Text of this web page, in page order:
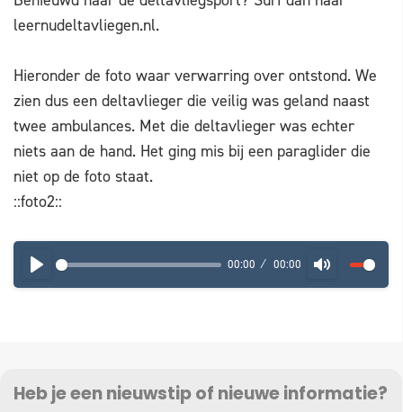
leernudeltavliegen.nl.
Hieronder de foto waar verwarring over ontstond. We
zien dus een deltavlieger die veilig was geland naast
twee ambulances. Met die deltavlieger was echter
niets aan de hand. Het ging mis bij een paraglider die
niet op de foto staat.
::foto2::
PLAY 00:00 00:00 MUTE
Heb je een nieuwstip of nieuwe informatie?